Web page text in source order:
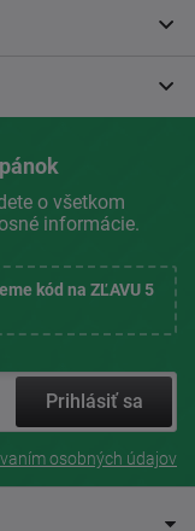
o všetkom
informácie.
kód na ZĽAVU 5
Prihlásiť sa
osobných údajov